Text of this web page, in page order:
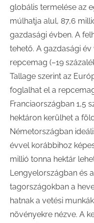
globális termelése az
múlhatja alul, 87,6
gazdasági évben. A
tehető. A gazdasági
repcemag (–19
Tallage szerint az
foglalhat el a
Franciaországban 1,5
hektáron kerülhet a
Németországban
évvel korábbihoz
millió tonna hektár
Lengyelországban és
tagországokban a
hatnak a vetési
növényekre nézve. A